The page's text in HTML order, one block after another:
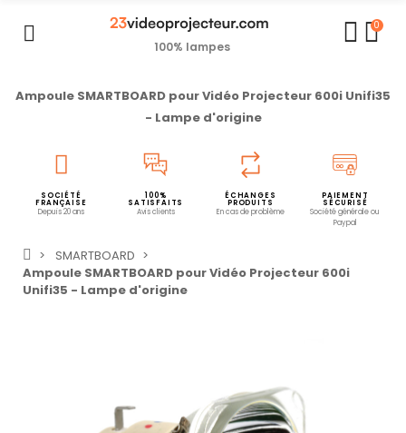
100% lampes
0
Ampoule SMARTBOARD pour Vidéo Projecteur 600i Unifi35
- Lampe d'origine
SOCIÉTÉ
FRANÇAISE
Depuis 20 ans
100%
SATISFAITS
Avis clients
ÉCHANGES
PRODUITS
En cas de problème
PAIEMENT
SÉCURISÉ
Société générale ou
Paypal
SMARTBOARD
Ampoule SMARTBOARD pour Vidéo Projecteur 600i
Unifi35 - Lampe d'origine